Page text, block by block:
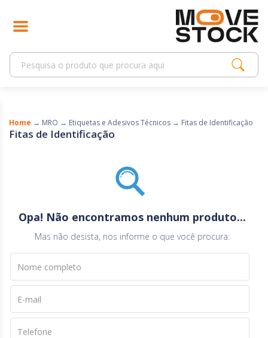
Home → MRO → Etiquetas e Adesivos Técnicos → Fitas de Identificação
Fitas de Identificação
Opa! Não encontramos nenhum produto...
Mas não desista, nos informe o que você procura:
Nome completo
E-mail
Telefone